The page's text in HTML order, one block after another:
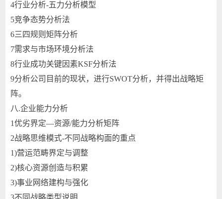
4行业分析-五力分析模型
5竞争态势分析法
6三四规则矩阵分析
7需求与市场环境分析法
8行业成功关键因素KSF分析法
9分析公司目前的现状，进行SWOT分析，并得出战略矩
阵。
八.企业能力分析
1优劣界定—资源/能力分析矩阵
2战略思维模式-不同战略构面的重点
1)营运范畴界定与调整
2)核心资源创造与积累
3)事业网络建构与强化
3不同战略类型说明